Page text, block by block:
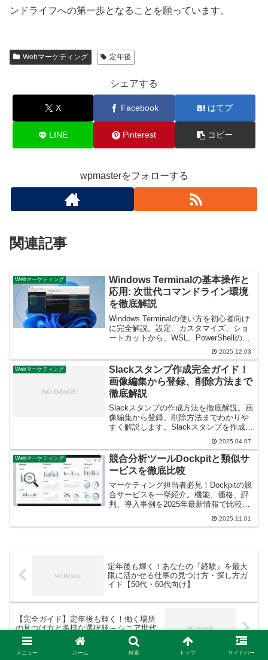
ンドライフへの第一歩となることを願っています。
Webマーケティング 定年後
シェアする
X Facebook はてブ
LINE Pinterest コピー
wpmasterをフォローする
関連記事
Webマーケティング
Windows Terminalの基本操作と
応用: 次世代コマンドライン環境
を徹底解説
Windows Terminalの使い方を初心者向け
に完全解説。設定、カスタマイズ、ショ
ートカットから、WSL、PowerShellの活
用法まで網羅し、開発作業を効率化する
2025.12.03
Webマーケティング
Slackスタンプ作成完全ガイド！
画像編集から登録、削除方法まで
徹底解説
Slackスタンプの作成方法を徹底解説。画
像編集から登録、削除方法までわかりや
すく解説します。Slackスタンプを作成し
て、チームのコミュニケーションを活性
2025.04.07
Webマーケティング
競合分析ツールDockpitと類似サ
ービスを徹底比較
マーケティング担当者必見！Dockpitの競
合サービスを一挙紹介。機能、価格、評
判、導入事例を2025年最新情報で比較
し、自社の課題解決に最適なアクセス解
析ツールを選定する手順を解説します。
2025.11.01
定年後も輝く！あなたの『経験』を最大
限に活かせる仕事の見つけ方・探し方ガ
イド【50代・60代向け】
【完全ガイド】定年後も輝く！働く場所
の見つけ方と多様な選択肢 – シニア世代
の仕事探し
メニュー ホーム 検索 トップ サイドバー